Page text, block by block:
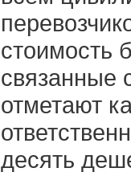
стоимость
связанные
отметают
десять